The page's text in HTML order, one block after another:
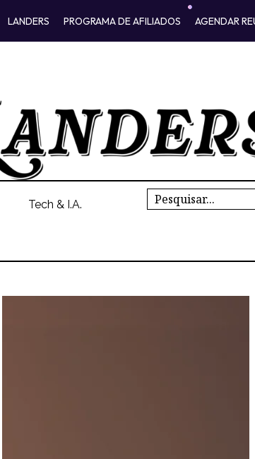
LANDERS PROGRAMA DE AFILIADOS AGENDAR
Tech & I.A.
Search